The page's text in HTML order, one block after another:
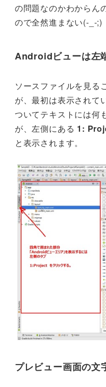
の問題なのかわからん
ので全然進まない(-_-;)
Androidビューは左
ソースファイルを見る
が、最初は表示されて
ついてテキストには何
が、左側にある 1:
と表示されます。
プレビュー画面の文